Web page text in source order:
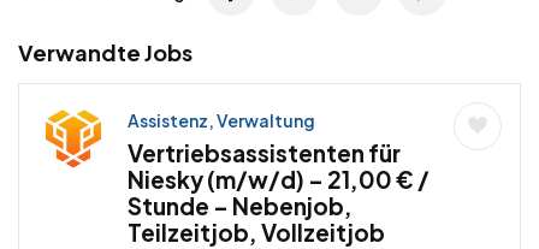
Verwandte Jobs
Assistenz, Verwaltung
Vertriebsassistenten für
Niesky (m/w/d) – 21,00 € /
Stunde – Nebenjob,
Teilzeitjob, Vollzeitjob